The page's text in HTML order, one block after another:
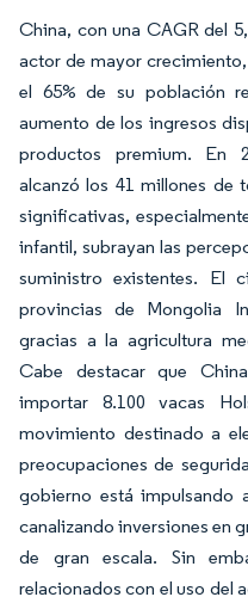
China, con una CAGR del
actor de mayor
el 65% de su población
aumento de los ingresos
productos premium. En
alcanzó los 41 millones de
significativas,
infantil, subrayan las
suministro existentes. El
provincias de Mongolia
gracias a la agricultura
Cabe destacar que
importar 8.100 vacas
movimiento destinado a
preocupaciones de
gobierno está impulsando
canalizando inversiones en
de gran escala. Sin
relacionados con el uso del